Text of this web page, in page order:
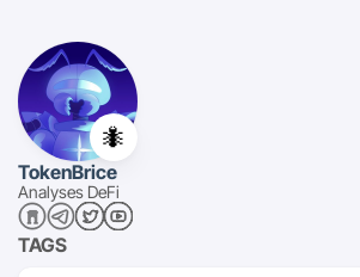
🐜
TokenBrice
Analyses DeFi
TAGS